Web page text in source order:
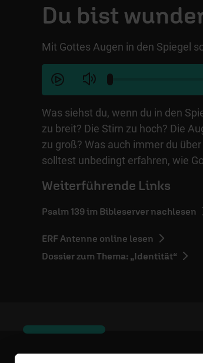
Du bist
Mit Gottes Augen in den Spiegel
Was siehst du, wenn du in den
zu breit? Die Stirn zu hoch? Die
zu groß? Was auch immer du
solltest unbedingt erfahren, wie
Weiterführende Links
Psalm 139 im Bibleserver nachlesen
ERF Antenne online lesen
Dossier zum Thema: „Identität“